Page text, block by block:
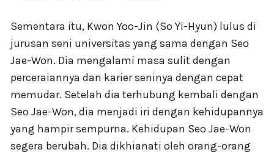
Sementara itu, Kwon Yoo-Jin (So Yi-Hyun) lulus di
jurusan seni universitas yang sama dengan Seo
Jae-Won. Dia mengalami masa sulit dengan
perceraiannya dan karier seninya dengan cepat
memudar. Setelah dia terhubung kembali dengan
Seo Jae-Won, dia menjadi iri dengan kehidupannya
yang hampir sempurna. Kehidupan Seo Jae-Won
segera berubah. Dia dikhianati oleh orang-orang